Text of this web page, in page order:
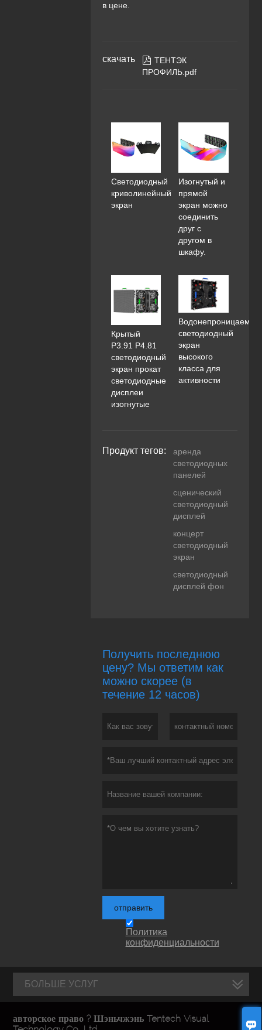

в цене.
скачать  ТЕНТЭК
ПРОФИЛЬ.pdf
Светодиодный
криволинейный
экран
Изогнутый и
прямой
экран можно
соединить
друг с
другом в
шкафу.
Крытый
P3.91 P4.81
светодиодный
экран прокат
светодиодные
дисплеи
изогнутые
Водонепроницаемый
светодиодный
экран
высокого
класса для
активности
Продукт тегов:
аренда
светодиодных
панелей
сценический
светодиодный
дисплей
концерт
светодиодный
экран
светодиодный
дисплей фон
Получить последнюю
цену? Мы ответим как
можно скорее (в
течение 12 часов)
отправить
Политика
конфиденциальности
БОЛЬШЕ УСЛУГ
авторское право ? Шэньчжэнь Tentech Visual